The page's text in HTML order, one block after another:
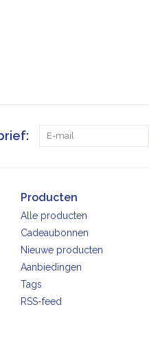
Producten
Alle producten
Cadeaubonnen
Nieuwe producten
Aanbiedingen
Tags
RSS-feed